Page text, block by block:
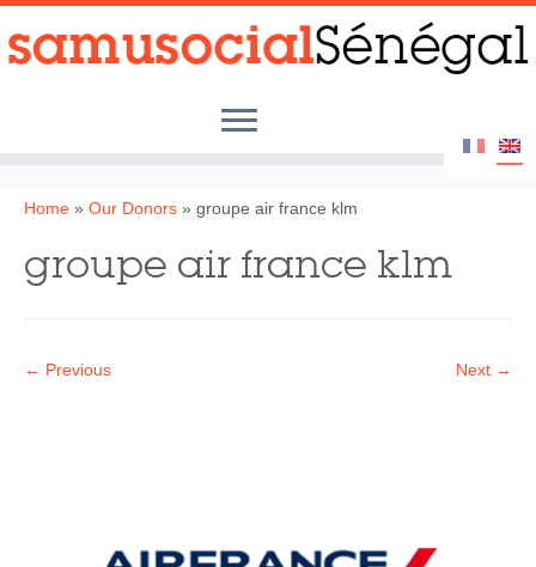
Skip
to
content
Home » Our Donors » groupe air france klm
groupe air france klm
← Previous Next →